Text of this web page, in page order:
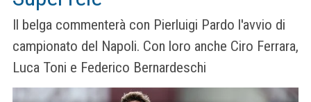
Il belga commenterà con Pierluigi Pardo l'avvio di
campionato del Napoli. Con loro anche Ciro Ferrara,
Luca Toni e Federico Bernardeschi